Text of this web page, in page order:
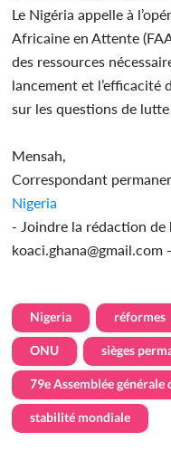
Le Nigéria appelle à
Africaine en Attente
des ressources
lancement et l’efficacité
sur les questions de
Mensah,
Correspondant
Nigeria
- Joindre la rédaction de
koaci.ghana@gmail.com -
Nigeria réformes
ONU sièges
79e Assemblée générale
stabilité mondiale